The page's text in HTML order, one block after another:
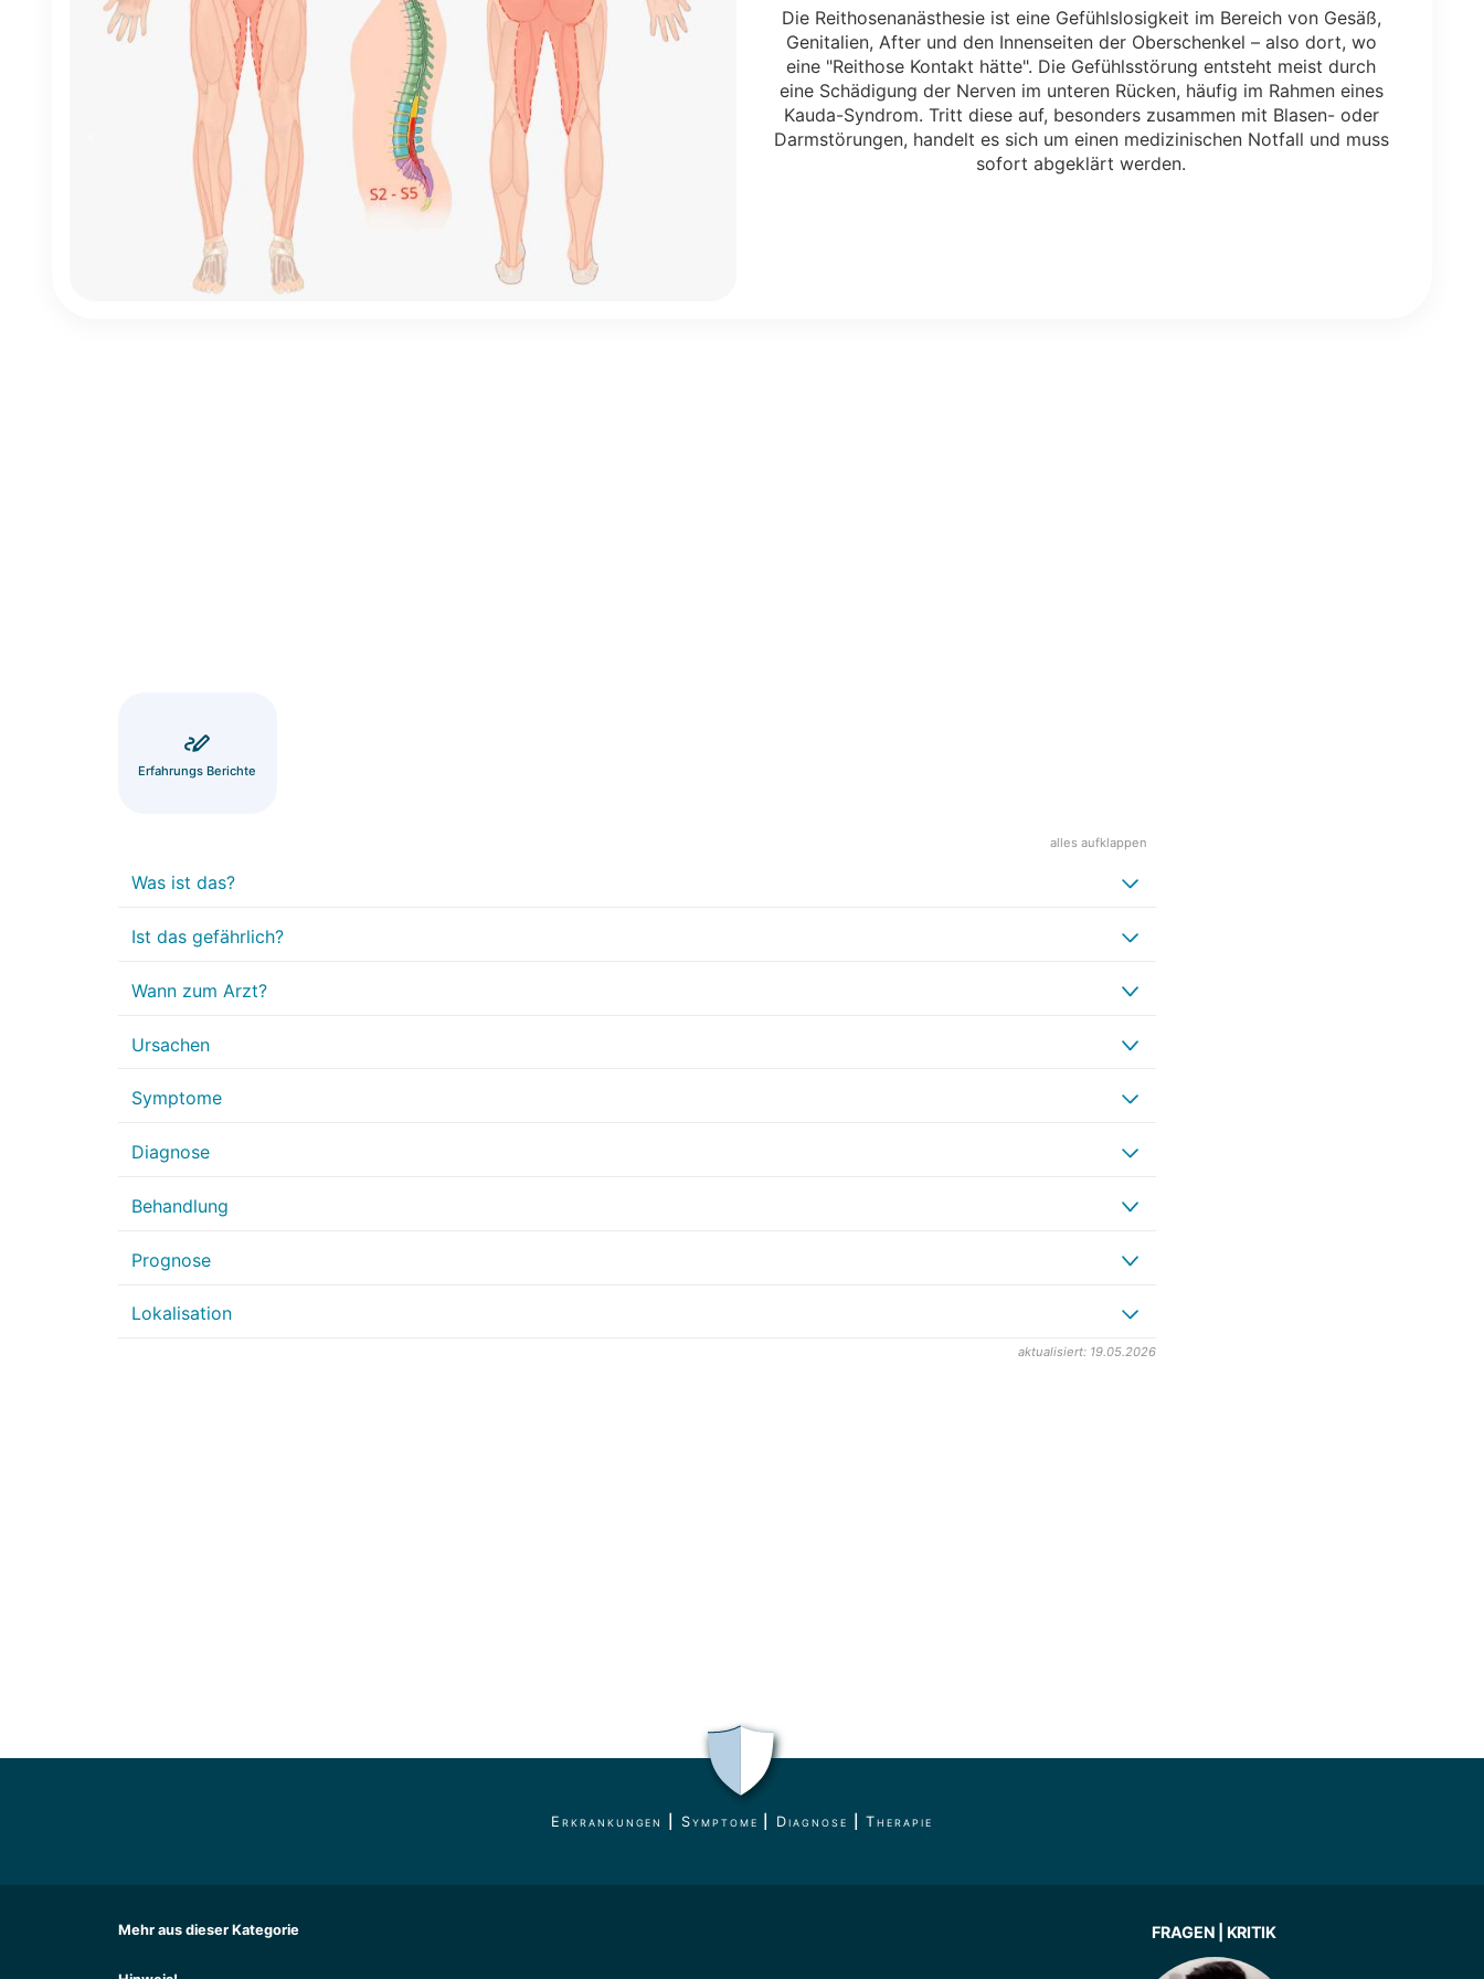
Die Reithosenanästhesie ist eine Gefühlslosigkeit im Bereich von Gesäß,
Genitalien, After und den Innenseiten der Oberschenkel – also dort, wo
eine "Reithose Kontakt hätte". Die Gefühlsstörung entsteht meist durch
eine Schädigung der Nerven im unteren Rücken, häufig im Rahmen eines
Kauda-Syndrom. Tritt diese auf, besonders zusammen mit Blasen- oder
Darmstörungen, handelt es sich um einen medizinischen Notfall und muss
sofort abgeklärt werden.
Erfahrungs Berichte
alles aufklappen
Was ist das?
Ist das gefährlich?
Wann zum Arzt?
Ursachen
Symptome
Diagnose
Behandlung
Prognose
Lokalisation
aktualisiert: 19.05.2026
Erkrankungen Symptome Diagnose |Therapie
Mehr aus dieser Kategorie FRAGEN | KRITIK